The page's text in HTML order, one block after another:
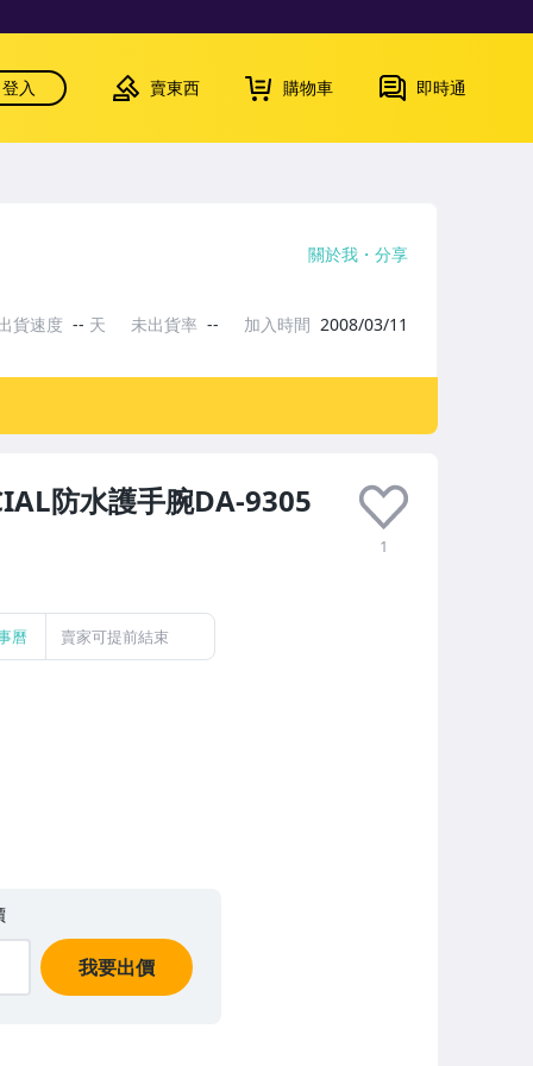
登入 賣東西 購物車 即時通
防水護手腕DA-9305
1
曆 賣家可提前結束
我要出價
關於我 分享
貨速度 -- 天 未出貨率 -- 加入時間 2008/03/11